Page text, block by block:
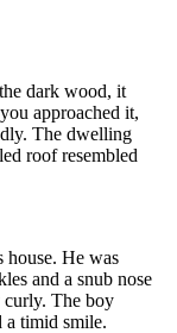
dark wood, it
approached it,
The dwelling
roof resembled
He was
and a snub nose
The boy
a timid smile.